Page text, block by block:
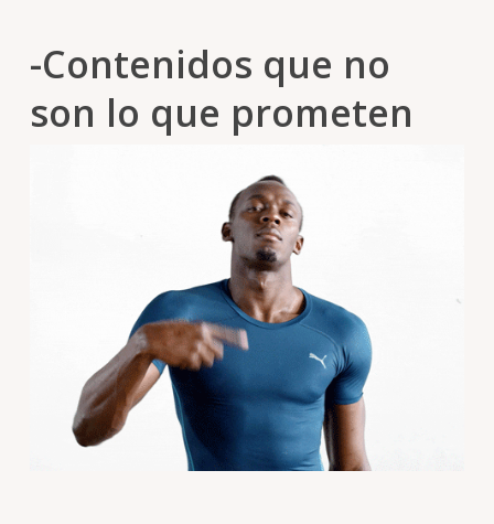
-Contenidos que no
son lo que prometen